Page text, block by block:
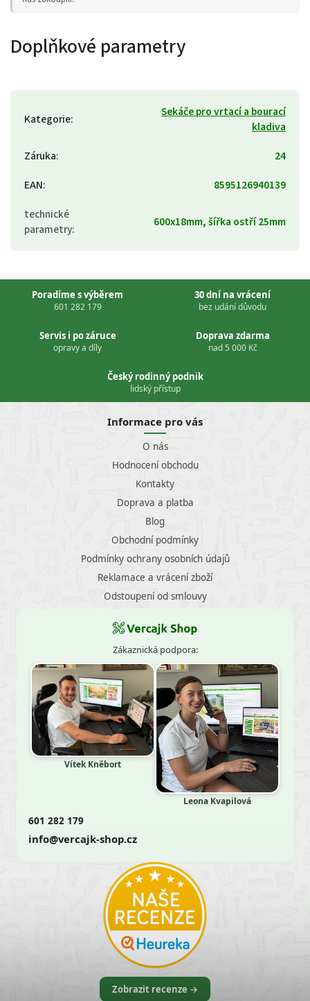
Doplňkové parametry
Kategorie:
Sekáče pro vrtací a bourací
kladiva
Záruka:
24
EAN:
8595126940139
technické
parametry: 600x18mm, šířka ostří 25mm
Poradíme s výběrem
601 282 179
30 dní na vrácení
bez udání důvodu
Servis i po záruce
opravy a díly
Doprava zdarma
nad 5 000 Kč
Český rodinný podnik
lidský přístup
Informace pro vás
O nás
Hodnocení obchodu
Kontakty
Doprava a platba
Blog
Obchodní podmínky
Podmínky ochrany osobních údajů
Reklamace a vrácení zboží
Odstoupení od smlouvy
Zákaznická podpora:
Vítek Kněbort
Leona Kvapilová
601 282 179
info@vercajk-shop.cz
Zobrazit recenze →